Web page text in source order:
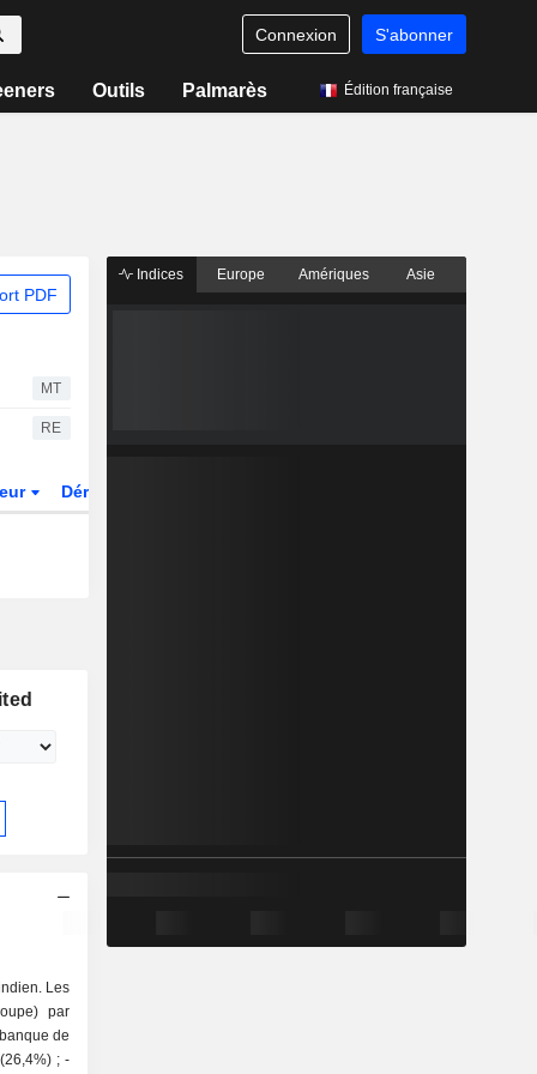
Connexion S'abonner
Outils Palmarès Édition française
PDF
MT
RE
Dérivés
Les
par
Indices Europe Amériques Asie